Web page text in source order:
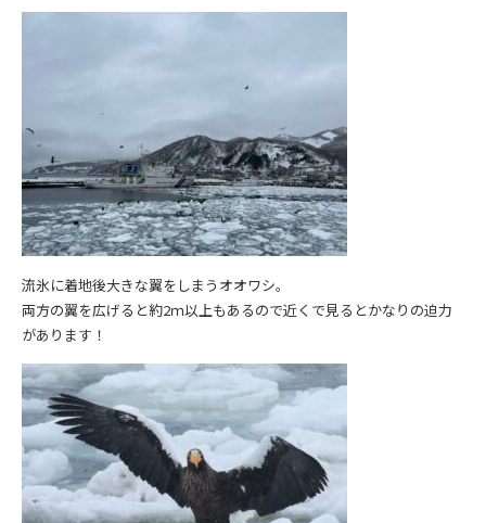
流氷に着地後大きな翼をしまうオオワシ。
両方の翼を広げると約2ｍ以上もあるので近くで見るとかなりの迫力
があります！